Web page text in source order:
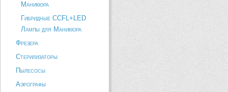
Маникюра
Гибридные CCFL+LED
Лампы для Маникюра
Фрезера
Стерилизаторы
Пылесосы
Аэрографы